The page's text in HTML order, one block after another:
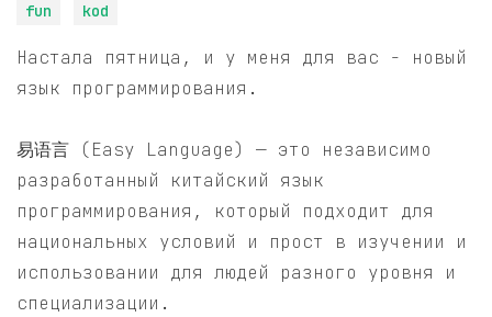
fun kod
Настала пятница, и у меня для вас - новый
язык программирования.
易语言 (Easy Language) — это независимо
разработанный китайский язык
программирования, который подходит для
национальных условий и прост в изучении и
использовании для людей разного уровня и
специализации.